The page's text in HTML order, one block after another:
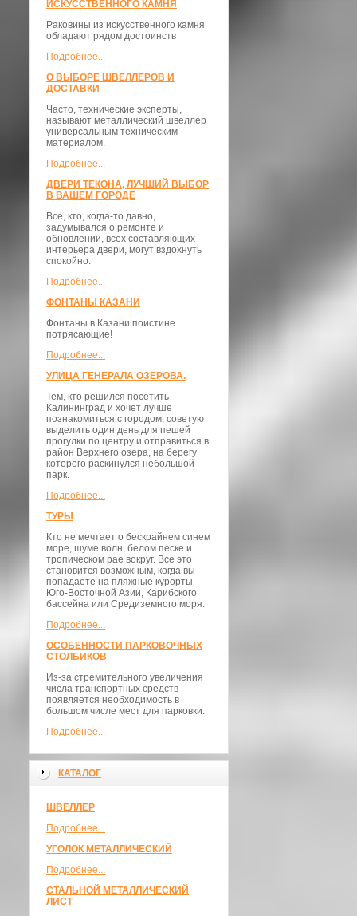
ИСКУССТВЕННОГО КАМНЯ
Раковины из искусственного камня
обладают рядом достоинств
Подробнее...
О ВЫБОРЕ ШВЕЛЛЕРОВ И
ДОСТАВКИ
​Часто, технические эксперты,
называют металлический швеллер
универсальным техническим
материалом.
Подробнее...
ДВЕРИ ТЕКОНА, ЛУЧШИЙ ВЫБОР
В ВАШЕМ ГОРОДЕ
Все, кто, когда-то давно,
задумывался о ремонте и
обновлении, всех составляющих
интерьера двери, могут вздохнуть
спокойно.
Подробнее...
ФОНТАНЫ КАЗАНИ
Фонтаны в Казани поистине
потрясающие!
Подробнее...
УЛИЦА ГЕНЕРАЛА ОЗЕРОВА.
Тем, кто решился посетить
Калининград и хочет лучше
познакомиться с городом, советую
выделить один день для пешей
прогулки по центру и отправиться в
район Верхнего озера, на берегу
которого раскинулся небольшой
парк.
Подробнее...
ТУРЫ
Кто не мечтает о бескрайнем синем
море, шуме волн, белом песке и
тропическом рае вокруг. Все это
становится возможным, когда вы
попадаете на пляжные курорты
Юго-Восточной Азии, Карибского
бассейна или Средиземного моря.
Подробнее...
ОСОБЕННОСТИ ПАРКОВОЧНЫХ
СТОЛБИКОВ
Из-за стремительного увеличения
числа транспортных средств
появляется необходимость в
большом числе мест для парковки.
Подробнее...
КАТАЛОГ
ШВЕЛЛЕР
Подробнее...
УГОЛОК МЕТАЛЛИЧЕСКИЙ
Подробнее...
СТАЛЬНОЙ МЕТАЛЛИЧЕСКИЙ
ЛИСТ